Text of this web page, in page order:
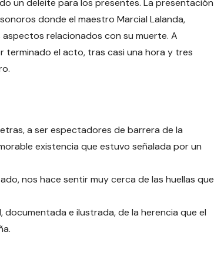
un deleite para los presentes. La presentación
donde el maestro Marcial Lalanda,
relacionados con su muerte. A
el acto, tras casi una hora y tres
a ser espectadores de barrera de la
existencia que estuvo señalada por un
nos hace sentir muy cerca de las huellas que
e ilustrada, de la herencia que el